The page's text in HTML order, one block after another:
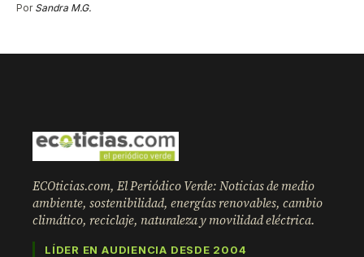
Por Sandra M.G.
ECOticias.com, El Periódico Verde: Noticias de medio
ambiente, sostenibilidad, energías renovables, cambio
climático, reciclaje, naturaleza y movilidad eléctrica.
LÍDER EN AUDIENCIA DESDE 2004